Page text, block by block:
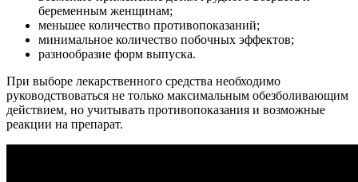
беременным женщинам;
меньшее количество противопоказаний;
минимальное количество побочных эффектов;
разнообразие форм выпуска.
При выборе лекарственного средства необходимо
руководствоваться не только максимальным обезболивающим
действием, но учитывать противопоказания и возможные
реакции на препарат.